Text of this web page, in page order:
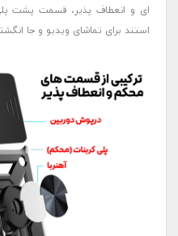
ای و انعطاف پذیر، قسمت پشت
استند برای تماشای ویدیو و جا